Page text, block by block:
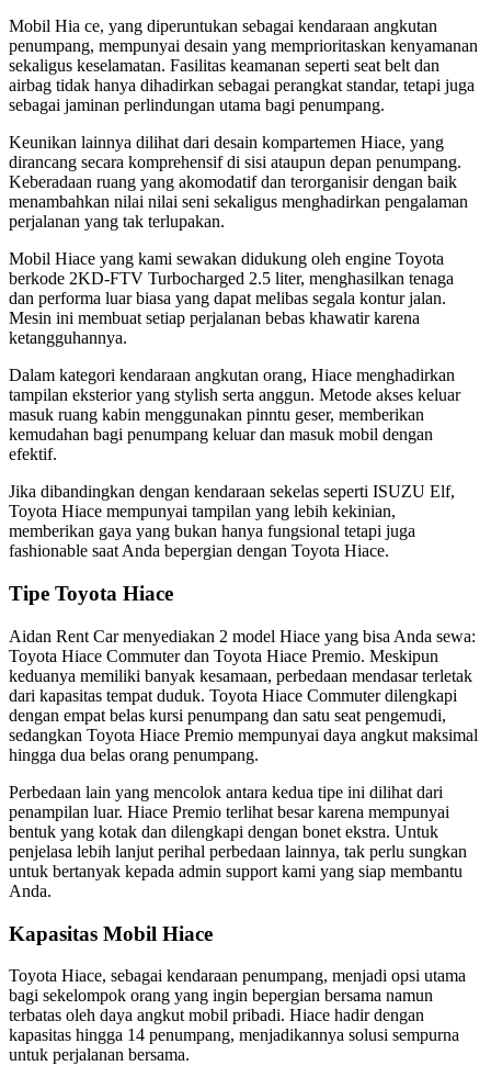
Mobil Hia ce, yang diperuntukan sebagai kendaraan angkutan
penumpang, mempunyai desain yang memprioritaskan kenyamanan
sekaligus keselamatan. Fasilitas keamanan seperti seat belt dan
airbag tidak hanya dihadirkan sebagai perangkat standar, tetapi juga
sebagai jaminan perlindungan utama bagi penumpang.
Keunikan lainnya dilihat dari desain kompartemen Hiace, yang
dirancang secara komprehensif di sisi ataupun depan penumpang.
Keberadaan ruang yang akomodatif dan terorganisir dengan baik
menambahkan nilai nilai seni sekaligus menghadirkan pengalaman
perjalanan yang tak terlupakan.
Mobil Hiace yang kami sewakan didukung oleh engine Toyota
berkode 2KD-FTV Turbocharged 2.5 liter, menghasilkan tenaga
dan performa luar biasa yang dapat melibas segala kontur jalan.
Mesin ini membuat setiap perjalanan bebas khawatir karena
ketangguhannya.
Dalam kategori kendaraan angkutan orang, Hiace menghadirkan
tampilan eksterior yang stylish serta anggun. Metode akses keluar
masuk ruang kabin menggunakan pinntu geser, memberikan
kemudahan bagi penumpang keluar dan masuk mobil dengan
efektif.
Jika dibandingkan dengan kendaraan sekelas seperti ISUZU Elf,
Toyota Hiace mempunyai tampilan yang lebih kekinian,
memberikan gaya yang bukan hanya fungsional tetapi juga
fashionable saat Anda bepergian dengan Toyota Hiace.
Tipe Toyota Hiace
Aidan Rent Car menyediakan 2 model Hiace yang bisa Anda sewa:
Toyota Hiace Commuter dan Toyota Hiace Premio. Meskipun
keduanya memiliki banyak kesamaan, perbedaan mendasar terletak
dari kapasitas tempat duduk. Toyota Hiace Commuter dilengkapi
dengan empat belas kursi penumpang dan satu seat pengemudi,
sedangkan Toyota Hiace Premio mempunyai daya angkut maksimal
hingga dua belas orang penumpang.
Perbedaan lain yang mencolok antara kedua tipe ini dilihat dari
penampilan luar. Hiace Premio terlihat besar karena mempunyai
bentuk yang kotak dan dilengkapi dengan bonet ekstra. Untuk
penjelasa lebih lanjut perihal perbedaan lainnya, tak perlu sungkan
untuk bertanyak kepada admin support kami yang siap membantu
Anda.
Kapasitas Mobil Hiace
Toyota Hiace, sebagai kendaraan penumpang, menjadi opsi utama
bagi sekelompok orang yang ingin bepergian bersama namun
terbatas oleh daya angkut mobil pribadi. Hiace hadir dengan
kapasitas hingga 14 penumpang, menjadikannya solusi sempurna
untuk perjalanan bersama.